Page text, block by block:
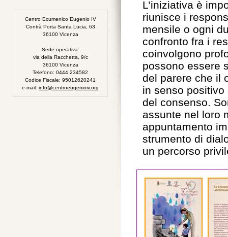
Centro Ecumenico Eugenio IV
Contrà Porta Santa Lucia, 63
36100 Vicenza
Sede operativa:
via della Racchetta, 9/c
36100 Vicenza
Telefono: 0444 234582
Codice Fiscale: 95012620241
e-mail: info@centroeugenioiv.org
L’iniziativa è
riunisce i
mensile o ogni
confronto fra i
coinvolgono
possono essere
del parere che il
in senso
del consenso.
assunte nel loro
appuntamento
strumento di
un percorso